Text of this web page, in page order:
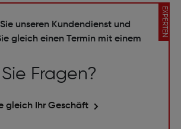
EXPERTEN
unseren Kundendienst und
gleich einen Termin mit einem
Fragen?
gleich Ihr Geschäft